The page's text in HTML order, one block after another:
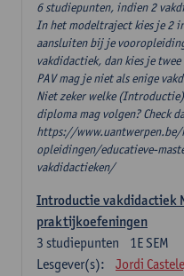
6 studiepunten, indien 2
In het modeltraject kies je 2
aansluiten bij je
vakdidactiek, dan kies je twee
PAV mag je niet als enige
Niet zeker welke
diploma mag volgen? Check
https://
opleidingen/educatieve-
vakdidactieken/
Introductie vakdidactiek
praktijkoefeningen
1E SEM
3 studiepunten
Lesgever(s):
Jordi